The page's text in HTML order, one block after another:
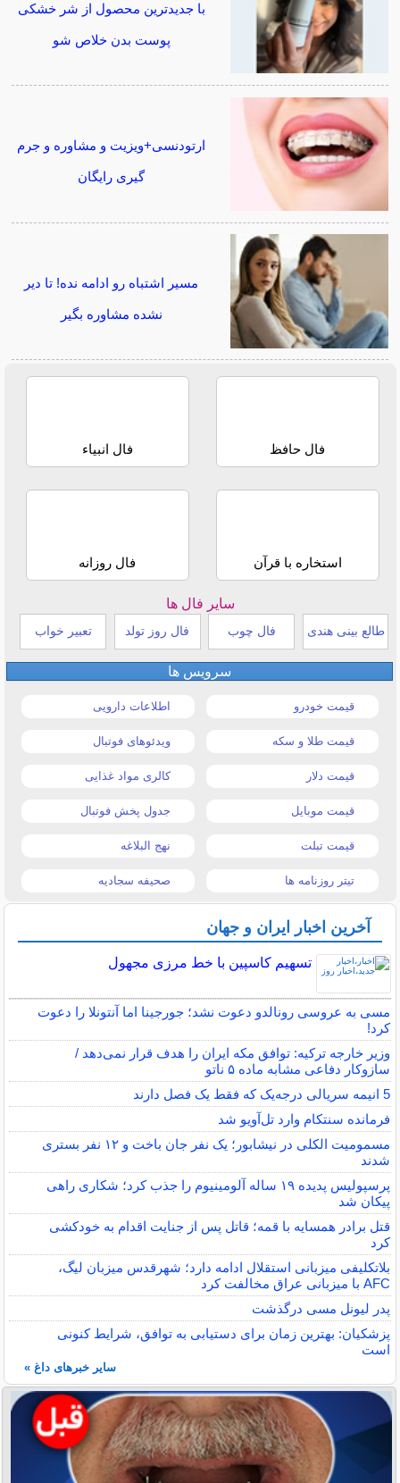
با جدیدترین محصول از شر خشکی
پوست بدن خلاص شو
ارتودنسی+ویزیت و مشاوره و جرم
گیری رایگان
مسیر اشتباه رو ادامه نده! تا دیر
نشده مشاوره بگیر
فال حافظ فال انبیاء
استخاره با قرآن فال روزانه
سایر فال ها
طالع بینی هندی فال چوب فال روز تولد تعبیر خواب
سرویس ها
قیمت خودرو اطلاعات دارویی
قیمت طلا و سکه ویدئوهای فوتبال
قیمت دلار کالری مواد غذایی
قیمت موبایل جدول پخش فوتبال
قیمت تبلت نهج البلاغه
تیتر روزنامه ها صحیفه سجادیه
آخرین اخبار ایران و جهان
تسهیم کاسپین با خط مرزی مجهول
مسی به عروسی رونالدو دعوت نشد؛ جورجینا اما آنتونلا را دعوت
کرد!
وزیر خارجه ترکیه: توافق مکه ایران را هدف قرار نمی‌دهد /
سازوکار دفاعی مشابه ماده ۵ ناتو
5 انیمه سریالی درجه‌یک که فقط یک فصل دارند
فرمانده سنتکام وارد تل‌آویو شد
مسمومیت الکلی در نیشابور؛ یک نفر جان باخت و ۱۲ نفر بستری
شدند
پرسپولیس پدیده ۱۹ ساله آلومینیوم را جذب کرد؛ شکاری راهی
پیکان شد
قتل برادر همسایه با قمه؛ قاتل پس از جنایت اقدام به خودکشی
کرد
بلاتکلیفی میزبانی استقلال ادامه دارد؛ شهرقدس میزبان لیگ،
AFC با میزبانی عراق مخالفت کرد
پدر لیونل مسی درگذشت
پزشکیان: بهترین زمان برای دستیابی به توافق، شرایط کنونی
است
سایر خبرهای داغ »